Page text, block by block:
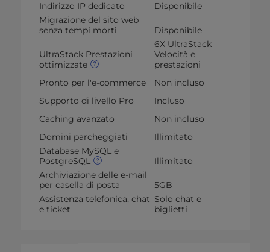
Indirizzo IP dedicato
Disponibile
Migrazione del sito web
senza tempi morti
Disponibile
UltraStack Prestazioni
ottimizzate
6X UltraStack
Velocità e
prestazioni
Pronto per l'e-commerce
Non incluso
Supporto di livello Pro
Incluso
Caching avanzato
Non incluso
Domini parcheggiati
Illimitato
Database MySQL e
PostgreSQL
Illimitato
Archiviazione delle e-mail
per casella di posta
5GB
Assistenza telefonica, chat
e ticket
Solo chat e
biglietti